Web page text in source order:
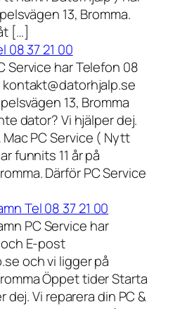
13, Bromma.
[…]
08 37 21 00
Service har Telefon 08
kontakt@datorhjalp.se
13, Bromma
dator? Vi hjälper dej.
Mac PC Service ( Nytt
funnits 11 år på
Därför PC Service
Tel 08 37 21 00
PC Service har
E-post
och vi ligger på
Öppet tider Starta
dej. Vi reparera din PC &